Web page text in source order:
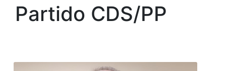
Partido CDS/PP